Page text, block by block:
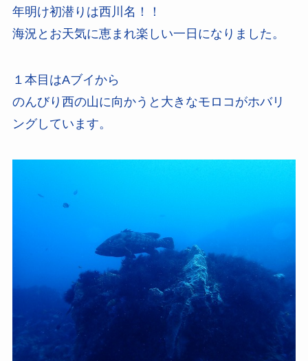
年明け初潜りは西川名！！
海況とお天気に恵まれ楽しい一日になりました。
１本目はAブイから
のんびり西の山に向かうと大きなモロコがホバリ
ングしています。